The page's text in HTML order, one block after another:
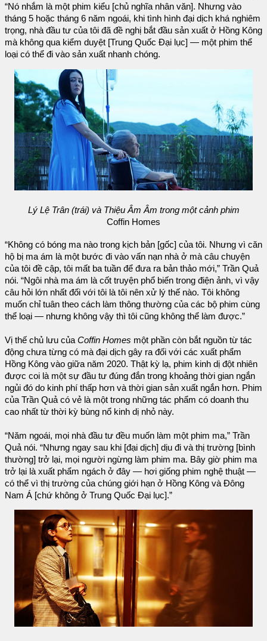
“Nó nhắm là một phim kiểu [chủ nghĩa nhân văn]. Nhưng vào
tháng 5 hoặc tháng 6 năm ngoái, khi tình hình đại dịch khá nghiêm
trọng, nhà đầu tư của tôi đã đề nghị bắt đầu sản xuất ở Hồng Kông
mà không qua kiểm duyệt [Trung Quốc Đại lục] — một phim thể
loại có thể đi vào sản xuất nhanh chóng.
Lý Lệ Trân (trái) và Thiệu Âm Âm trong một cảnh phim
Coffin Homes
“Không có bóng ma nào trong kịch bản [gốc] của tôi. Nhưng vì căn
hộ bị ma ám là một bước đi vào vấn nạn nhà ở mà câu chuyện
của tôi đề cập, tôi mất ba tuần để đưa ra bản thảo mới,” Trần Quả
nói. “Ngôi nhà ma ám là cốt truyện phổ biến trong điện ảnh, vì vậy
câu hỏi lớn nhất đối với tôi là tôi nên xử lý thế nào. Tôi không
muốn chỉ tuân theo cách làm thông thường của các bộ phim cùng
thể loại — nhưng không vậy thì tôi cũng không thể làm được.”
Vị thế chủ lưu của Coffin Homes một phần còn bắt nguồn từ tác
động chưa từng có mà đại dịch gây ra đối với các xuất phẩm
Hồng Kông vào giữa năm 2020. Thật kỳ lạ, phim kinh dị đột nhiên
được coi là một sự đầu tư đúng đắn trong khoảng thời gian ngắn
ngủi đó do kinh phí thấp hơn và thời gian sản xuất ngắn hơn. Phim
của Trần Quả có vẻ là một trong những tác phẩm có doanh thu
cao nhất từ thời kỳ bùng nổ kinh dị nhỏ này.
“Năm ngoái, mọi nhà đầu tư đều muốn làm một phim ma,” Trần
Quả nói. “Nhưng ngay sau khi [đại dịch] dịu đi và thị trường [bình
thường] trở lại, mọi người ngừng làm phim ma. Bây giờ phim ma
trở lại là xuất phẩm ngách ở đây — hơi giống phim nghệ thuật —
có thể vì thị trường của chúng giới hạn ở Hồng Kông và Đông
Nam Á [chứ không ở Trung Quốc Đại lục].”